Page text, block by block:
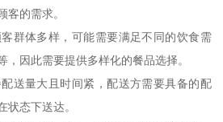
客的需求。
群体多样，可能需要满足不同的饮食需
，因此需要提供多样化的餐品选择。
送量大且时间紧，配送方需要具备的配
状态下送达。